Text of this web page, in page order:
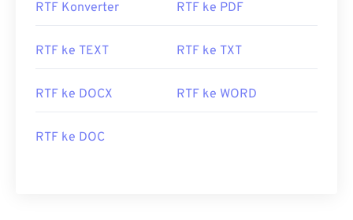
RTF Konverter RTF ke PDF
RTF ke TEXT RTF ke TXT
RTF ke DOCX RTF ke WORD
RTF ke DOC